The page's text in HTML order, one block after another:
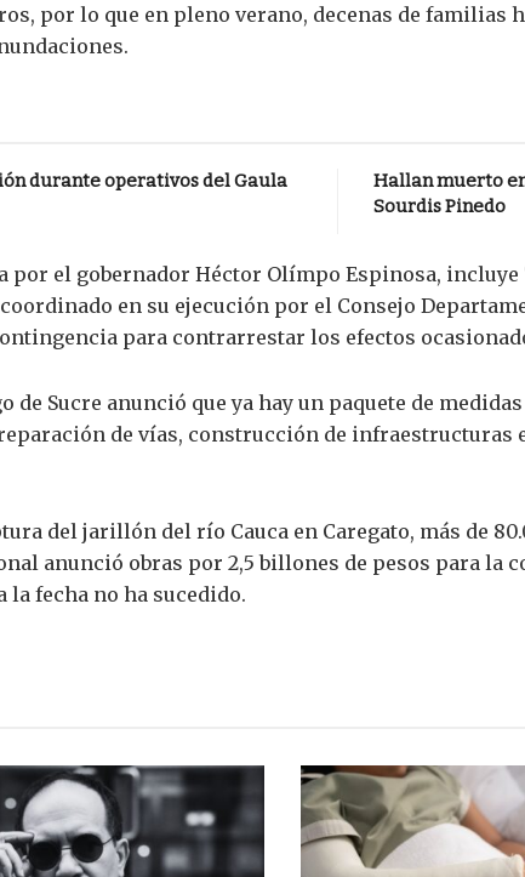
por lo que en pleno verano, decenas de familias
durante operativos del Gaula
Hallan muerto
Sourdis Pinedo
por el gobernador Héctor Olímpo Espinosa,
en su ejecución por el Consejo
para contrarrestar los efectos
de Sucre anunció que ya hay un paquete de
de vías, construcción de infraestructuras
del jarillón del río Cauca en Caregato, más de
anunció obras por 2,5 billones de pesos para la
fecha no ha sucedido.